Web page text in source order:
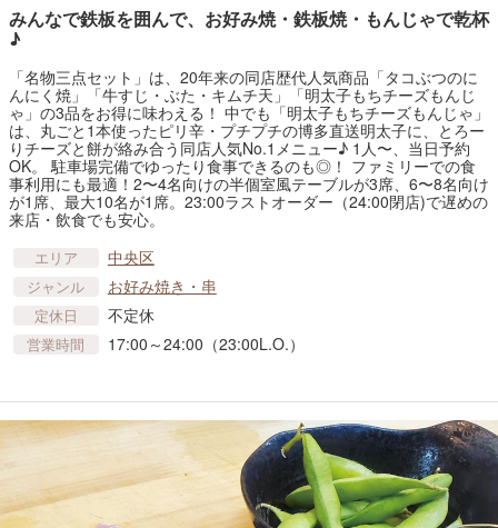
みんなで鉄板を囲んで、お好み焼・鉄板焼・もんじゃで乾杯
♪
「名物三点セット」は、20年来の同店歴代人気商品「タコぶつのに
んにく焼」「牛すじ・ぶた・キムチ天」「明太子もちチーズもんじ
ゃ」の3品をお得に味わえる！ 中でも「明太子もちチーズもんじゃ」
は、丸ごと1本使ったピリ辛・プチプチの博多直送明太子に、とろー
りチーズと餅が絡み合う同店人気No.1メニュー♪ 1人〜、当日予約
OK。 駐車場完備でゆったり食事できるのも◎！ ファミリーでの食
事利用にも最適！2〜4名向けの半個室風テーブルが3席、6〜8名向け
が1席、最大10名が1席。23:00ラストオーダー（24:00閉店)で遅めの
来店・飲食でも安心。
エリア 中央区
ジャンル お好み焼き・串
定休日 不定休
営業時間 17:00～24:00（23:00L.O.）